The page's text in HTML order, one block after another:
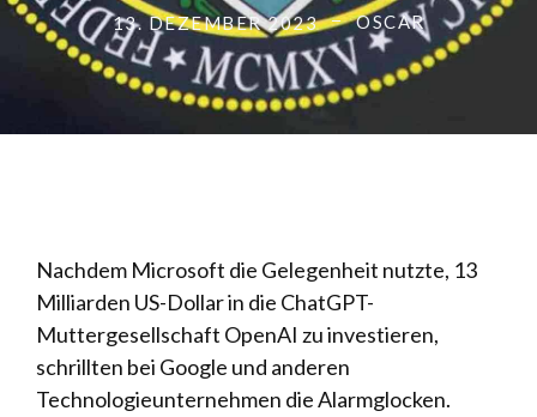
13. DEZEMBER 2023 OSCAR
Nachdem Microsoft die Gelegenheit nutzte, 13
Milliarden US-Dollar in die ChatGPT-
Muttergesellschaft OpenAI zu investieren,
schrillten bei Google und anderen
Technologieunternehmen die Alarmglocken.